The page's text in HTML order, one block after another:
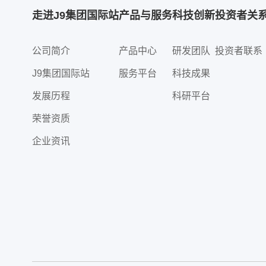
走进J9集团国际站
公司简介
J9集团国际站
发展历程
荣誉资质
企业资讯
产品与服务
产品中心
服务平台
科技创新
研发团队
科技成果
科研平台
投资者关
投资者联系